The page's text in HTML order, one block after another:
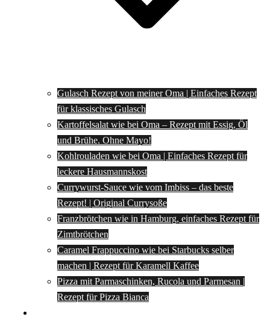
Gulasch Rezept von meiner Oma | Einfaches Rezept
für klassisches Gulasch
Kartoffelsalat wie bei Oma – Rezept mit Essig, Öl
und Brühe. Ohne Mayo!
Kohlrouladen wie bei Oma | Einfaches Rezept für
leckere Hausmannskost
Currywurst-Sauce wie vom Imbiss – das beste
Rezept! | Original Currysoße
Franzbrötchen wie in Hamburg, einfaches Rezept für
Zimtbrötchen
Caramel Frappuccino wie bei Starbucks selber
machen | Rezept für Karamell Kaffee
Pizza mit Parmaschinken, Rucola und Parmesan |
Rezept für Pizza Bianca